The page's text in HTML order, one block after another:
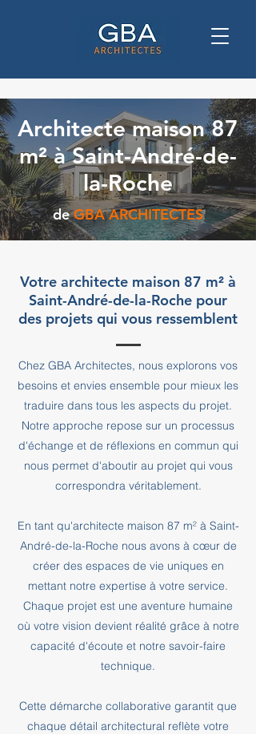
Architecte maison 87
m² à Saint-André-de-
la-Roche
de GBA ARCHITECTES
Votre architecte maison 87 m² à
Saint-André-de-la-Roche pour
des projets qui vous ressemblent
Chez GBA Architectes, nous explorons vos
besoins et envies ensemble pour mieux les
traduire dans tous les aspects du projet.
Notre approche repose sur un processus
d'échange et de réflexions en commun qui
nous permet d'aboutir au projet qui vous
correspondra véritablement.
En tant qu'architecte maison 87 m² à Saint-
André-de-la-Roche nous avons à cœur de
créer des espaces de vie uniques en
mettant notre expertise à votre service.
Chaque projet est une aventure humaine
où votre vision devient réalité grâce à notre
capacité d'écoute et notre savoir-faire
technique.
Cette démarche collaborative garantit que
chaque détail architectural reflète votre